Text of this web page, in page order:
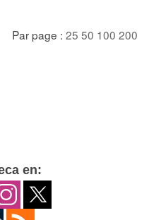
Par page : 25 50 100 200
en: